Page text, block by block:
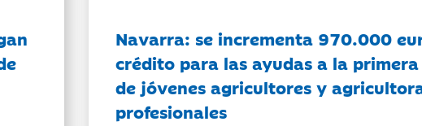
Navarra: se incrementa 970.000
crédito para las ayudas a la
de jóvenes agricultores y
profesionales